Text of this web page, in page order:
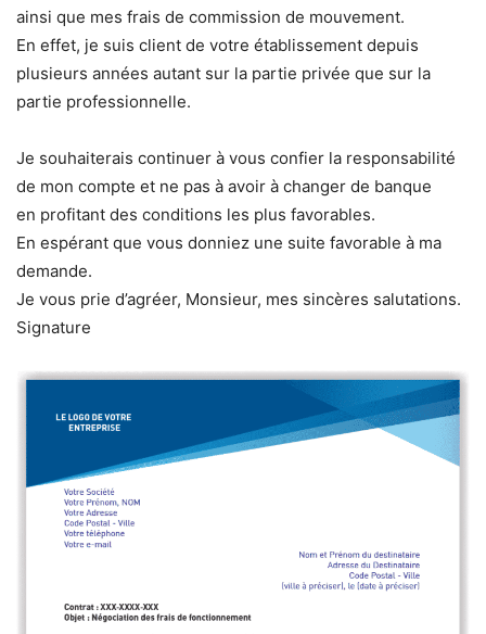
ainsi que mes frais de commission de mouvement.
En effet, je suis client de votre établissement depuis
plusieurs années autant sur la partie privée que sur la
partie professionnelle.
Je souhaiterais continuer à vous confier la responsabilité
de mon compte et ne pas à avoir à changer de banque
en profitant des conditions les plus favorables.
En espérant que vous donniez une suite favorable à ma
demande.
Je vous prie d’agréer, Monsieur, mes sincères salutations.
Signature